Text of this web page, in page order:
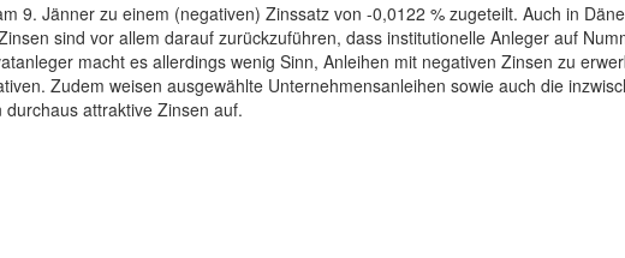
9. Jänner zu einem (negativen) Zinssatz von -0,0122 % zugeteilt. Auch in
sind vor allem darauf zurückzuführen, dass institutionelle Anleger auf
macht es allerdings wenig Sinn, Anleihen mit negativen Zinsen zu
Zudem weisen ausgewählte Unternehmensanleihen sowie auch die
attraktive Zinsen auf.